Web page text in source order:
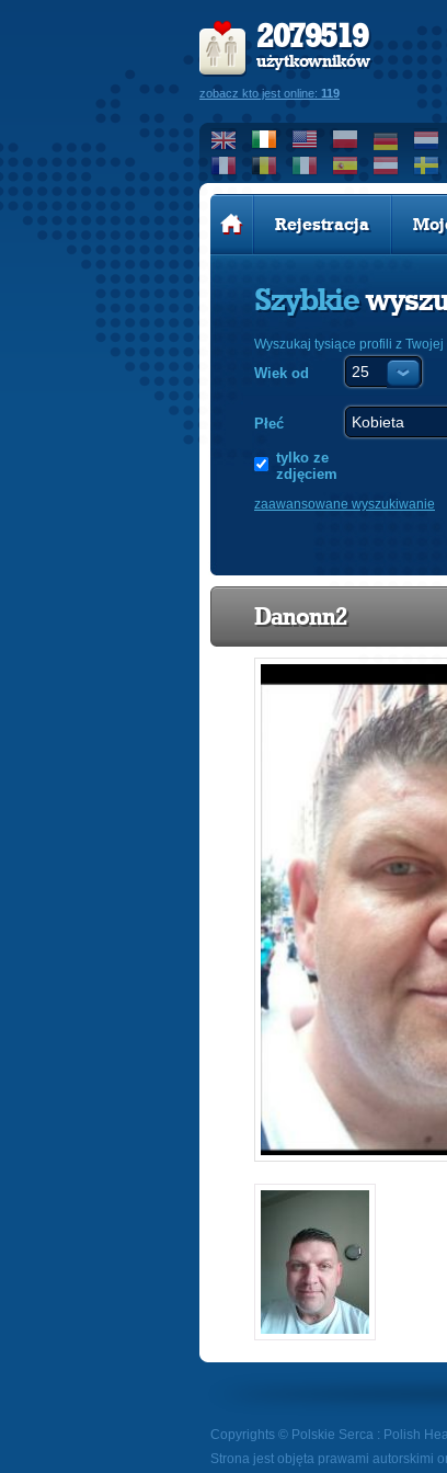
2079519
użytkowników
zobacz kto jest online: 119
Rejestracja
Szybkie
Wyszukaj tysiące profili z
Wiek od
Płeć
tylko ze
zdjęciem
zaawansowane wyszukiwanie
Danonn2
Copyrights © Polskie Serca : Polish
Strona jest objęta prawami autorskimi